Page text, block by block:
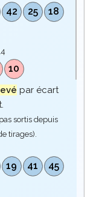
42 25
18
10
par écart
sortis depuis
tirages).
19 41
45